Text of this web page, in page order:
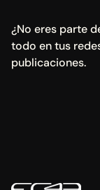
¿No eres parte
todo en tus
publicaciones.